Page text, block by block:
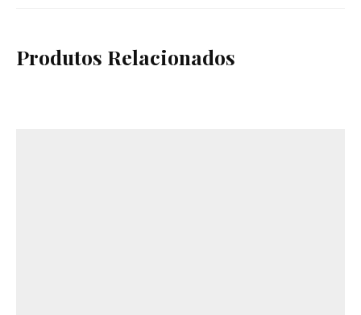
Produtos Relacionados